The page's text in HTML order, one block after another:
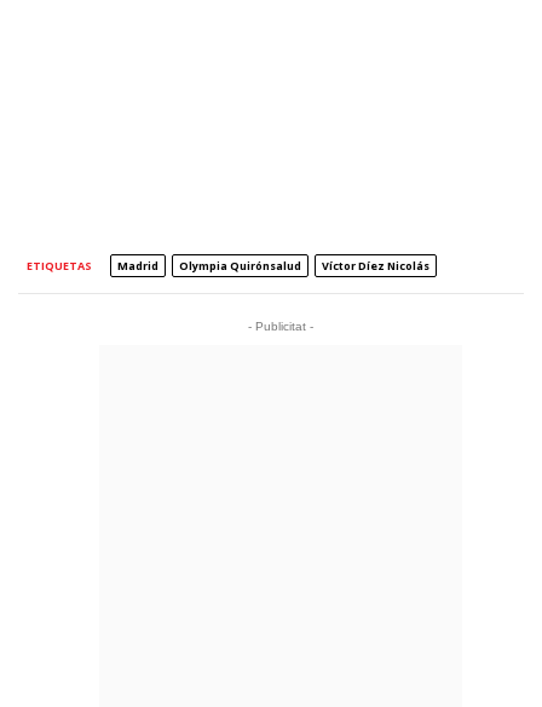
ETIQUETAS Madrid Olympia Quirónsalud Víctor Díez Nicolás
- Publicitat -